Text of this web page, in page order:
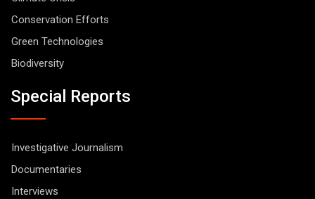
Conservation Efforts
Green Technologies
Biodiversity
Special Reports
Investigative Journalism
Documentaries
Interviews